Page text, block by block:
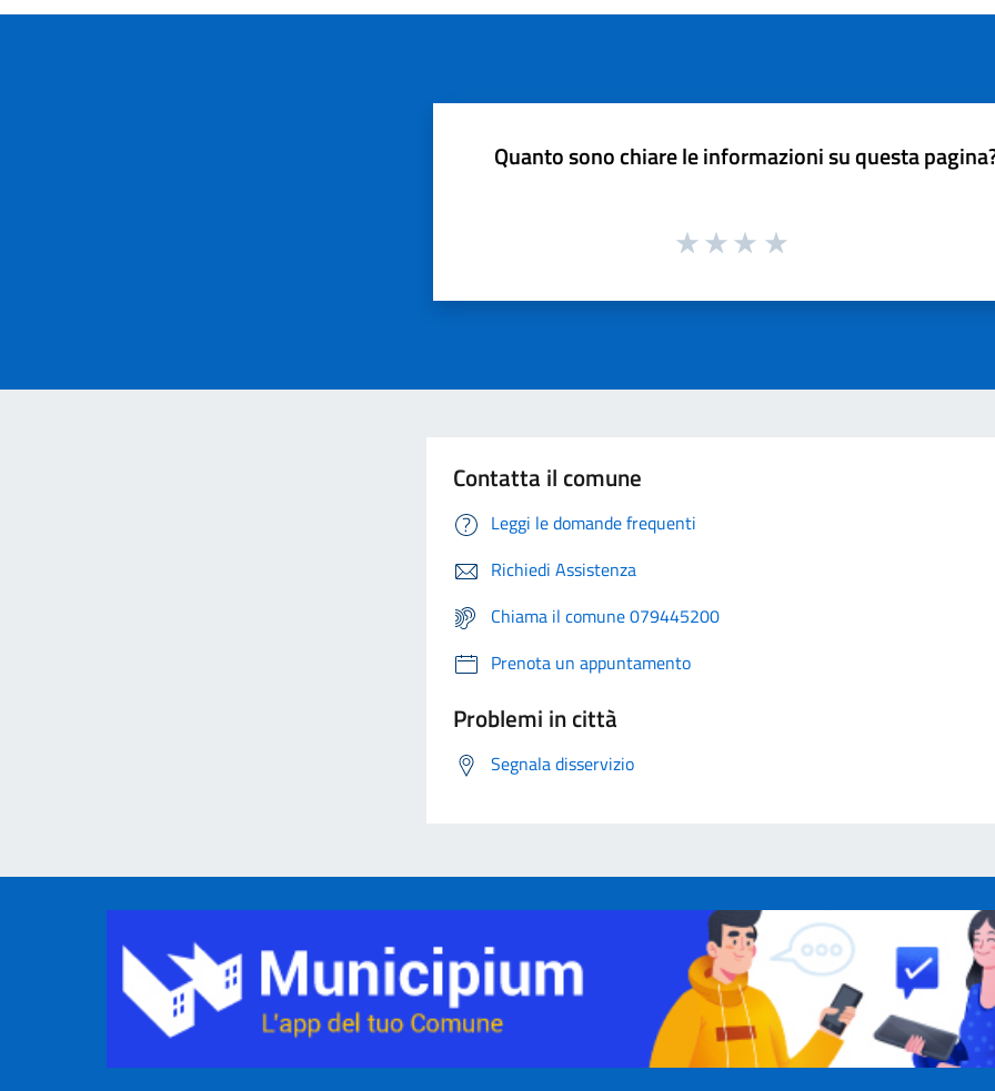
Quanto sono chiare le informazioni su questa
Contatta il comune
Leggi le domande frequenti
Richiedi Assistenza
Chiama il comune 079445200
Prenota un appuntamento
Problemi in città
Segnala disservizio